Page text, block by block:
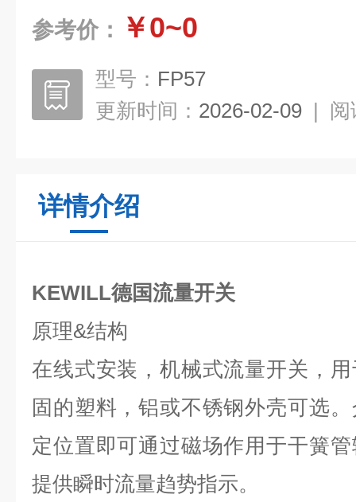
参考价： ￥0~0
型号： FP57
更新时间： 2026-02-09 | 阅
详情介绍
KEWILL德国流量开关
原理&结构
在线式安装，机械式流量开关，
固的塑料，铝或不锈钢外壳可选
定位置即可通过磁场作用于干簧
提供瞬时流量趋势指示。